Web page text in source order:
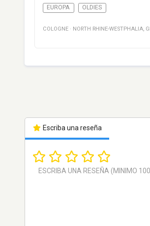
EUROPA OLDIES
COLOGNE · NORTH RHINE-WESTPHALIA,
Escriba una reseña